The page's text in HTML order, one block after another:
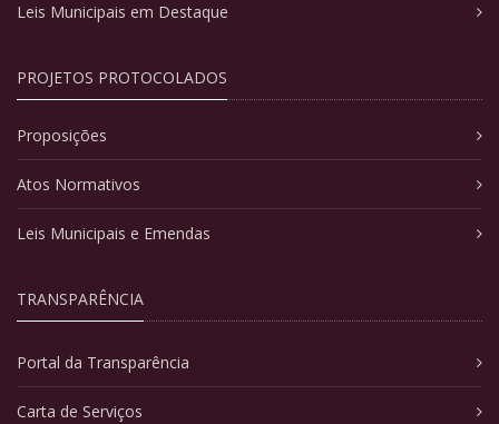
Leis Municipais em Destaque
PROJETOS PROTOCOLADOS
Proposições
Atos Normativos
Leis Municipais e Emendas
TRANSPARÊNCIA
Portal da Transparência
Carta de Serviços